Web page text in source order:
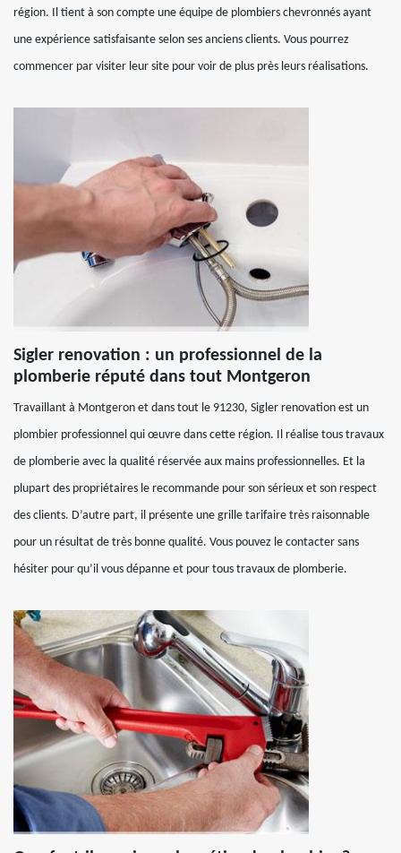
région. Il tient à son compte une équipe de plombiers chevronnés ayant
une expérience satisfaisante selon ses anciens clients. Vous pourrez
commencer par visiter leur site pour voir de plus près leurs réalisations.
Sigler renovation : un professionnel de la
plomberie réputé dans tout Montgeron
Travaillant à Montgeron et dans tout le 91230, Sigler renovation est un
plombier professionnel qui œuvre dans cette région. Il réalise tous travaux
de plomberie avec la qualité réservée aux mains professionnelles. Et la
plupart des propriétaires le recommande pour son sérieux et son respect
des clients. D’autre part, il présente une grille tarifaire très raisonnable
pour un résultat de très bonne qualité. Vous pouvez le contacter sans
hésiter pour qu’il vous dépanne et pour tous travaux de plomberie.